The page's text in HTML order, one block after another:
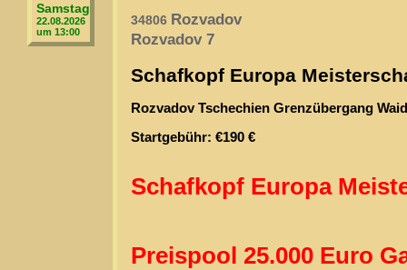
Samstag
22.08.2026
um 13:00
34806 Rozvadov
Rozvadov 7
Schafkopf Europa
Rozvadov Tschechien Grenzübergang
Startgebühr: €190 €
Schafkopf Europa
Preispool 25.000 Euro